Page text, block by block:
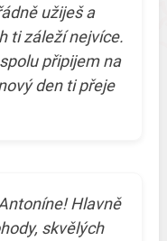
užiješ a
ti záleží nejvíce.
připijem na
den ti přeje
Hlavně
skvělých